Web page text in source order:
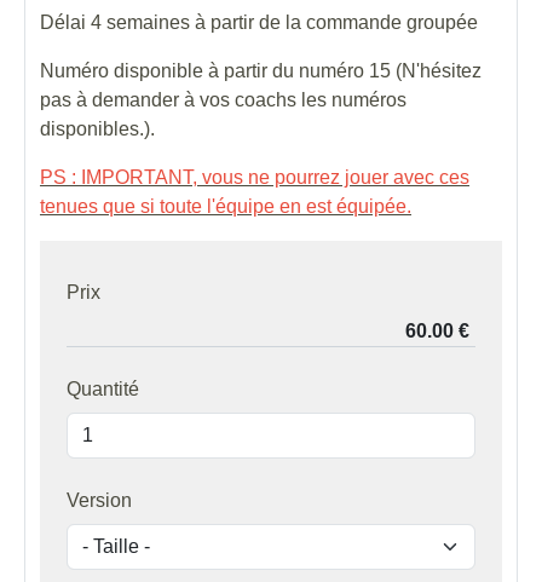
Délai 4 semaines à partir de la commande groupée
Numéro disponible à partir du numéro 15 (N'hésitez
pas à demander à vos coachs les numéros
disponibles.).
PS : IMPORTANT, vous ne pourrez jouer avec ces
tenues que si toute l'équipe en est équipée.
Prix
Quantité
Version